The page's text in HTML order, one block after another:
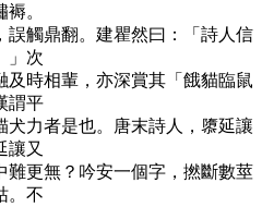
。
誤觸鼎翻。建瞿然曰：「詩人信
」次
及時相輩，亦深賞其「餓貓臨鼠
謂平
力者是也。唐末詩人，隳延讓
讓又
難更無？吟安一個字，撚斷數莖
。不